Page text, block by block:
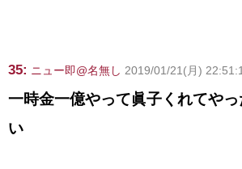
35: ニュー即@名無し 2019/01/21(月)
一時金一億やって眞子くれてや
い